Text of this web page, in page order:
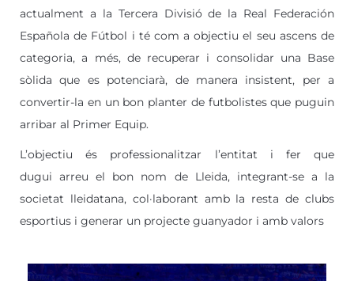
actualment a la Tercera Divisió de la Real Federación
Española de Fútbol i té com a objectiu el seu ascens de
categoria, a més, de recuperar i consolidar una Base
sòlida que es potenciarà, de manera insistent, per a
convertir-la en un bon planter de futbolistes que puguin
arribar al Primer Equip.
L’objectiu és professionalitzar l’entitat i fer que
dugui arreu el bon nom de Lleida, integrant-se a la
societat lleidatana, col·laborant amb la resta de clubs
esportius i generar un projecte guanyador i amb valors